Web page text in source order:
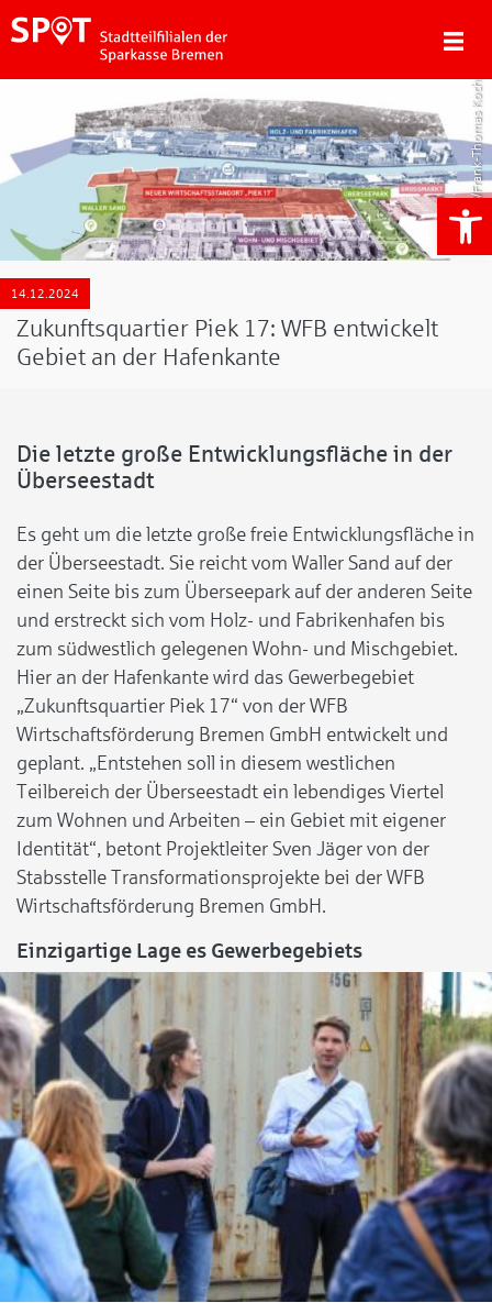
WFB/Frank-Thomas Koch
14.12.2024
Zukunftsquartier Piek 17: WFB entwickelt
Gebiet an der Hafenkante
Die letzte große Entwicklungsfläche in der
Überseestadt
Es geht um die letzte große freie Entwicklungsfläche in
der Überseestadt. Sie reicht vom Waller Sand auf der
einen Seite bis zum Überseepark auf der anderen Seite
und erstreckt sich vom Holz- und Fabrikenhafen bis
zum südwestlich gelegenen Wohn- und Mischgebiet.
Hier an der Hafenkante wird das Gewerbegebiet
„Zukunftsquartier Piek 17“ von der WFB
Wirtschaftsförderung Bremen GmbH entwickelt und
geplant. „Entstehen soll in diesem westlichen
Teilbereich der Überseestadt ein lebendiges Viertel
zum Wohnen und Arbeiten – ein Gebiet mit eigener
Identität“, betont Projektleiter Sven Jäger von der
Stabsstelle Transformationsprojekte bei der WFB
Wirtschaftsförderung Bremen GmbH.
Einzigartige Lage es Gewerbegebiets